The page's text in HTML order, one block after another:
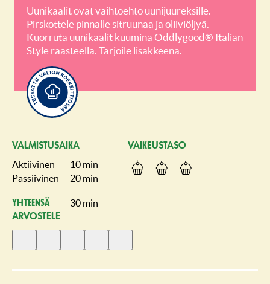
Uunikaalit ovat vaihtoehto uunijuureksille.
Pirskottele pinnalle sitruunaa ja oliiviöljyä.
Kuorruta uunikaalit kuumina Oddlygood® Italian
Style raasteella. Tarjoile lisäkkeenä.
VALMISTUSAIKA
Aktiivinen
10 min
Passiivinen
20 min
Yhteensä 30 min
VAIKEUSTASO
ARVOSTELE